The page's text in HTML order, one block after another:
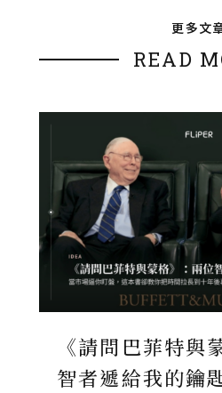
更多文
READ
《請問巴菲特與
智者遞給我的鑰